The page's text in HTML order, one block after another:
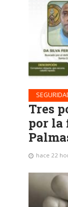
Tres
por la
hace 22